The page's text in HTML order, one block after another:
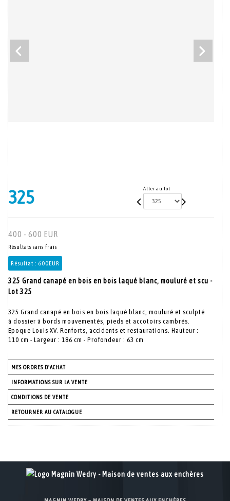
325 Aller au lot
400 - 600 EUR
Résultats sans frais
Résultat : 600EUR
325 Grand canapé en bois en bois laqué blanc, mouluré et scu -
Lot 325
325 Grand canapé en bois en bois laqué blanc, mouluré et sculpté
à dossier à bords mouvementés, pieds et accotoirs cambrés.
Epoque Louis XV. Renforts, accidents et restaurations. Hauteur :
110 cm - Largeur : 186 cm - Profondeur : 63 cm
MES ORDRES D'ACHAT
INFORMATIONS SUR LA VENTE
CONDITIONS DE VENTE
RETOURNER AU CATALOGUE